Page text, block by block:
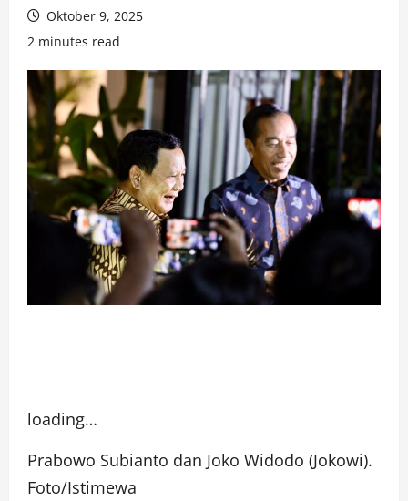
Oktober 9, 2025
2 minutes read
loading…
Prabowo Subianto dan Joko Widodo (Jokowi).
Foto/Istimewa